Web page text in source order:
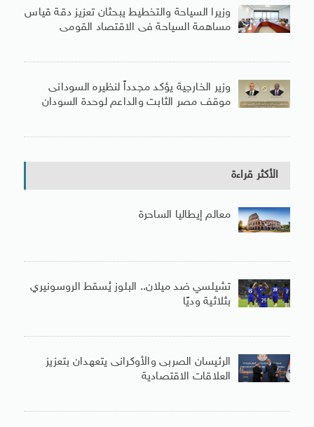
وزيرا السياحة والتخطيط يبحثان تعزيز دقة قياس
مساهمة السياحة فى الاقتصاد القومى
وزير الخارجية يؤكد مجدداً لنظيره السودانى
موقف مصر الثابت والداعم لوحدة السودان
الأكثر قراءة
معالم إيطاليا الساحرة
تشيلسي ضد ميلان.. البلوز يُسقط الروسونيري
بثلاثية وديًا
الرئيسان الصربى والأوكرانى يتعهدان بتعزيز
العلاقات الاقتصادية